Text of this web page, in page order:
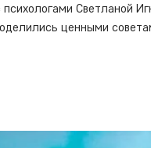
психологами Светланой
ценными